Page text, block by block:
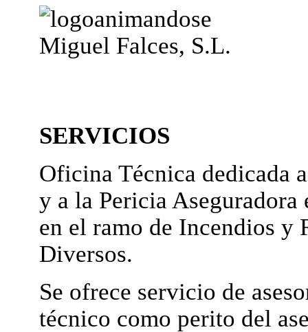
Miguel Falces, S.L.
SERVICIOS
Oficina Técnica dedicada
y a la Pericia Aseguradora
en el ramo de Incendios y
Diversos.
Se ofrece servicio de
técnico como perito del